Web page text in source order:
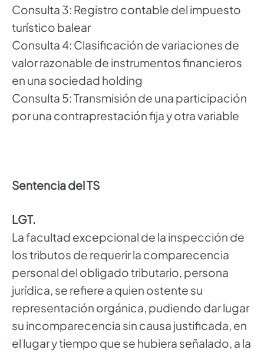
Consulta 3: Registro contable del impuesto
turístico balear
Consulta 4: Clasificación de variaciones de
valor razonable de instrumentos financieros
en una sociedad holding
Consulta 5: Transmisión de una participación
por una contraprestación fija y otra variable
Sentencia del TS
LGT.
La facultad excepcional de la inspección de
los tributos de requerir la comparecencia
personal del obligado tributario, persona
jurídica, se refiere a quien ostente su
representación orgánica, pudiendo dar lugar
su incomparecencia sin causa justificada, en
el lugar y tiempo que se hubiera señalado, a la